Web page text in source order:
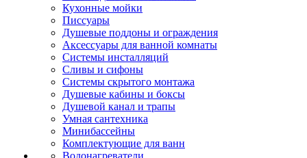
Кухонные мойки
Писсуары
Душевые поддоны и ограждения
Аксессуары для ванной комнаты
Системы инсталляций
Сливы и сифоны
Системы скрытого монтажа
Душевые кабины и боксы
Душевой канал и трапы
Умная сантехника
Минибассейны
Комплектующие для ванн
Водонагреватели